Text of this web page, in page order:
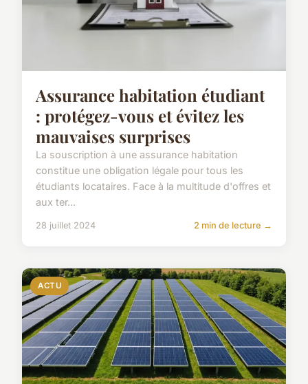
Assurance habitation étudiant
: protégez-vous et évitez les
mauvaises surprises
La souscription à une assurance habitation
constitue une obligation légale pour tous les
étudiants locataires. Face à la multitude d'offres et
aux ter...
28 juillet 2024 2 min de lecture →
ACTU